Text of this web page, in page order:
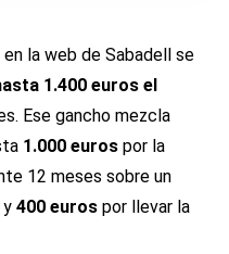
la web de Sabadell se
1.400 euros el
Ese gancho mezcla
1.000 euros por la
12 meses sobre un
y 400 euros por llevar la